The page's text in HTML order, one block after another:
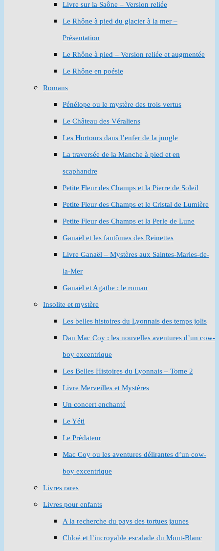
Livre sur la Saône – Version reliée
Le Rhône à pied du glacier à la mer –
Présentation
Le Rhône à pied – Version reliée et augmentée
Le Rhône en poésie
Romans
Pénélope ou le mystère des trois vertus
Le Château des Véraliens
Les Hortours dans l’enfer de la jungle
La traversée de la Manche à pied et en
scaphandre
Petite Fleur des Champs et la Pierre de Soleil
Petite Fleur des Champs et le Cristal de Lumière
Petite Fleur des Champs et la Perle de Lune
Ganaël et les fantômes des Reinettes
Livre Ganaël – Mystères aux Saintes-Maries-de-
la-Mer
Ganaël et Agathe : le roman
Insolite et mystère
Les belles histoires du Lyonnais des temps jolis
Dan Mac Coy : les nouvelles aventures d’un cow-
boy excentrique
Les Belles Histoires du Lyonnais – Tome 2
Livre Merveilles et Mystères
Un concert enchanté
Le Yéti
Le Prédateur
Mac Coy ou les aventures délirantes d’un cow-
boy excentrique
Livres rares
Livres pour enfants
A la recherche du pays des tortues jaunes
Chloé et l’incroyable escalade du Mont-Blanc